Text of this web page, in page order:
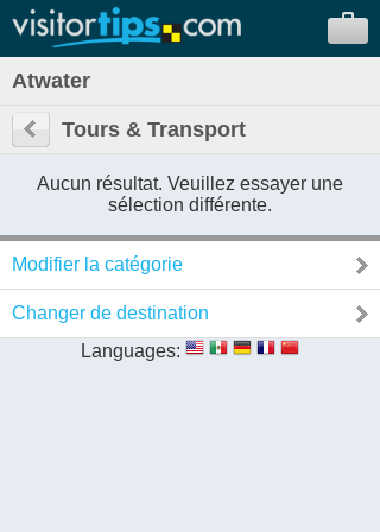
Atwater
Tours & Transport
Aucun résultat. Veuillez essayer une
sélection différente.
Modifier la catégorie
Changer de destination
Languages: